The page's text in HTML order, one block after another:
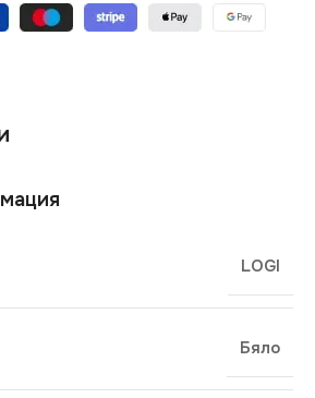
LOGI
Бяло